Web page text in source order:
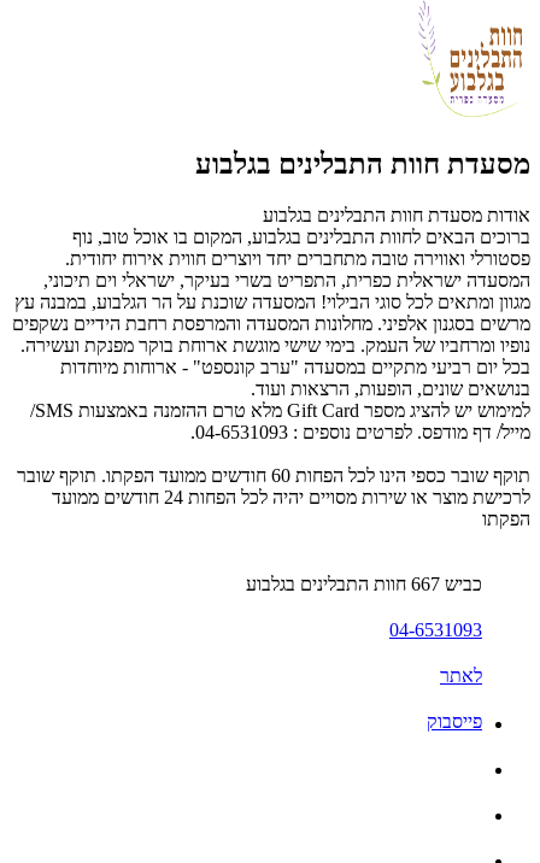
מסעדת חוות התבלינים בגלבוע
אודות מסעדת חוות התבלינים בגלבוע
ברוכים הבאים לחוות התבלינים בגלבוע, המקום בו אוכל טוב, נוף
פסטורלי ואווירה טובה מתחברים יחד ויוצרים חווית אירוח יחודית.
המסעדה ישראלית כפרית, התפריט בשרי בעיקר, ישראלי וים תיכוני,
מגוון ומתאים לכל סוגי הבילוי! המסעדה שוכנת על הר הגלבוע, במבנה עץ
מרשים בסגנון אלפיני. מחלונות המסעדה והמרפסת רחבת הידיים נשקפים
נופיו ומרחביו של העמק. בימי שישי מוגשת ארוחת בוקר מפנקת ועשירה.
בכל יום רביעי מתקיים במסעדה "ערב קונספט" - ארוחות מיוחדות
בנושאים שונים, הופעות, הרצאות ועוד.
למימוש יש להציג מספר Gift Card מלא טרם ההזמנה באמצעות SMS/
מייל/ דף מודפס. לפרטים נוספים : 04-6531093
.
תוקף שובר כספי הינו לכל הפחות 60 חודשים ממועד הפקתו. תוקף שובר
לרכישת מוצר או שירות מסויים יהיה לכל הפחות 24 חודשים ממועד
הפקתו
כביש 667 חוות התבלינים בגלבוע
04-6531093
לאתר
פייסבוק